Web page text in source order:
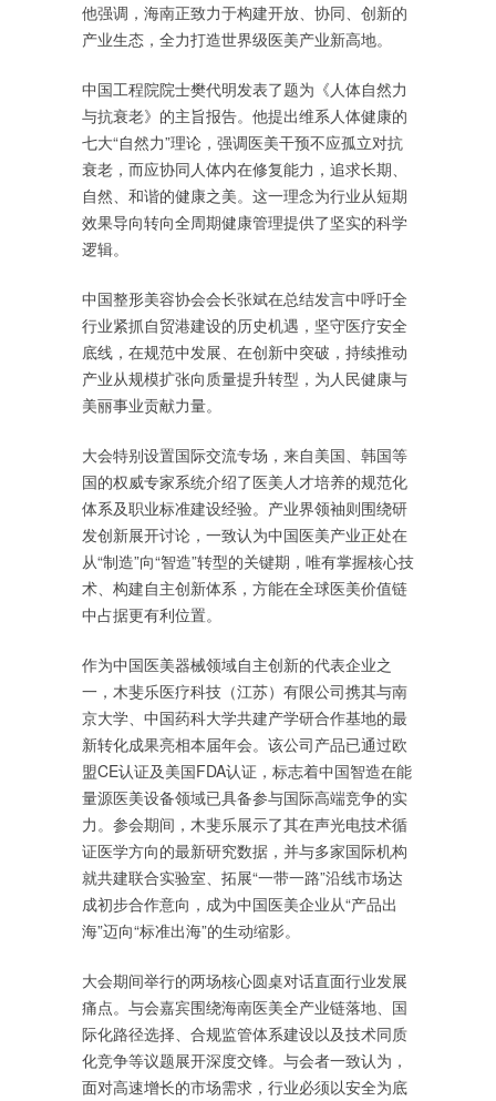
他强调，海南正致力于构建开放、协同、创新的
产业生态，全力打造世界级医美产业新高地。
中国工程院院士樊代明发表了题为《人体自然力
与抗衰老》的主旨报告。他提出维系人体健康的
七大“自然力”理论，强调医美干预不应孤立对抗
衰老，而应协同人体内在修复能力，追求长期、
自然、和谐的健康之美。这一理念为行业从短期
效果导向转向全周期健康管理提供了坚实的科学
逻辑。
中国整形美容协会会长张斌在总结发言中呼吁全
行业紧抓自贸港建设的历史机遇，坚守医疗安全
底线，在规范中发展、在创新中突破，持续推动
产业从规模扩张向质量提升转型，为人民健康与
美丽事业贡献力量。
大会特别设置国际交流专场，来自美国、韩国等
国的权威专家系统介绍了医美人才培养的规范化
体系及职业标准建设经验。产业界领袖则围绕研
发创新展开讨论，一致认为中国医美产业正处在
从“制造”向“智造”转型的关键期，唯有掌握核心技
术、构建自主创新体系，方能在全球医美价值链
中占据更有利位置。
作为中国医美器械领域自主创新的代表企业之
一，木斐乐医疗科技（江苏）有限公司携其与南
京大学、中国药科大学共建产学研合作基地的最
新转化成果亮相本届年会。该公司产品已通过欧
盟CE认证及美国FDA认证，标志着中国智造在能
量源医美设备领域已具备参与国际高端竞争的实
力。参会期间，木斐乐展示了其在声光电技术循
证医学方向的最新研究数据，并与多家国际机构
就共建联合实验室、拓展“一带一路”沿线市场达
成初步合作意向，成为中国医美企业从“产品出
海”迈向“标准出海”的生动缩影。
大会期间举行的两场核心圆桌对话直面行业发展
痛点。与会嘉宾围绕海南医美全产业链落地、国
际化路径选择、合规监管体系建设以及技术同质
化竞争等议题展开深度交锋。与会者一致认为，
面对高速增长的市场需求，行业必须以安全为底